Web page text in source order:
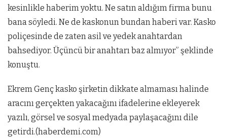
kesinlikle haberim yoktu. Ne satın aldığım firma bunu
bana söyledi. Ne de kaskonun bundan haberi var. Kasko
poliçesinde de zaten asil ve yedek anahtardan
bahsediyor. Üçüncü bir anahtarı baz almıyor” şeklinde
konuştu.
Ekrem Genç kasko şirketin dikkate almaması halinde
aracını gerçekten yakacağını ifadelerine ekleyerek
yazılı, görsel ve sosyal medyada paylaşacağını dile
getirdi.(haberdemi.com)